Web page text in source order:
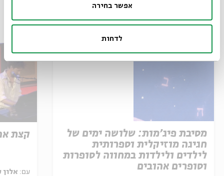
אפשר בחירה
לדחות
עוד בבית אבי חי
מסיבת פיג'מות: שלושה ימים של
חגיגה מוזיקלית וספרותית
לילדים ולילדות במחווה לסופרות
וסופרים אהובים
קצת
עם: אלון